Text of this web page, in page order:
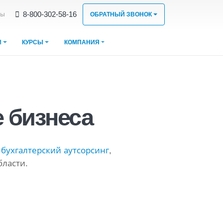
8‑800‑302‑58‑16 ОБРАТНЫЙ ЗВОНОК
КУРСЫ КОМПАНИЯ
бухгалтерский аутсорсинг,